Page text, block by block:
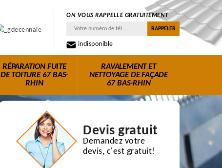
ON VOUS RAPPELLE GRATUITEMENT
indisponible
RÉPARATION FUITE
DE TOITURE 67 BAS-
RHIN
RAVALEMENT ET
NETTOYAGE DE FAÇADE
67 BAS-RHIN
Devis gratuit
Demandez votre
devis, c'est gratuit!